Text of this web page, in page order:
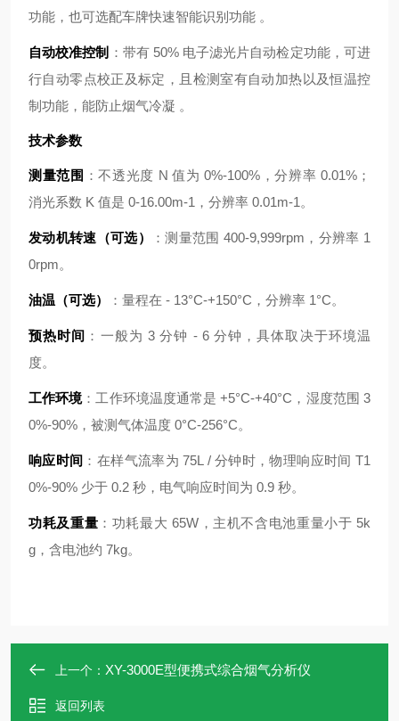
功能，也可选配车牌快速智能识别功能 。
自动校准控制 ：带有 50% 电子滤光片自动检定功能，可进
行自动零点校正及标定，且检测室有自动加热以及恒温控
制功能，能防止烟气冷凝 。
技术参数
测量范围 ：不透光度 N 值为 0%-100%，分辨率 0.01%；
消光系数 K 值是 0-16.00m-1，分辨率 0.01m-1。
发动机转速（可选）
：测量范围 400-9,999rpm，分辨率 1
0rpm。
油温（可选） ：量程在 - 13°C-+150°C，分辨率 1°C。
预热时间 ：一般为 3 分钟 - 6 分钟，具体取决于环境温
度。
工作环境：工作环境温度通常是 +5°C-+40°C，湿度范围 3
0%-90%，被测气体温度 0°C-256°C。
响应时间 ：在样气流率为 75L / 分钟时，物理响应时间 T1
0%-90% 少于 0.2 秒，电气响应时间为 0.9 秒。
功耗及重量 ：功耗最大 65W，主机不含电池重量小于 5k
g，含电池约 7kg。
上一个： XY-3000E型便携式综合烟气分析仪
返回列表